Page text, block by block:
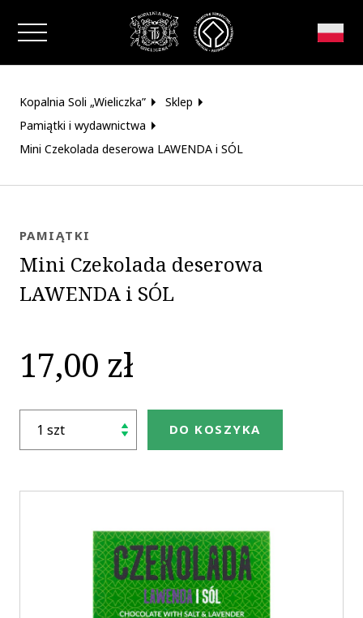
Zamknij okno
Kopalnia Soli „Wieliczka”
Sklep
Pamiątki i wydawnictwa
Mini Czekolada deserowa LAWENDA i SÓL
PAMIĄTKI
Mini Czekolada deserowa
LAWENDA i SÓL
17,00 zł
DO KOSZYKA